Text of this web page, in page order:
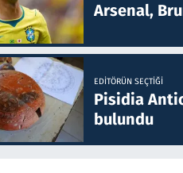
Arsenal,
EDITÖRÜN SEÇTIĞI
Pisidia
bulundu